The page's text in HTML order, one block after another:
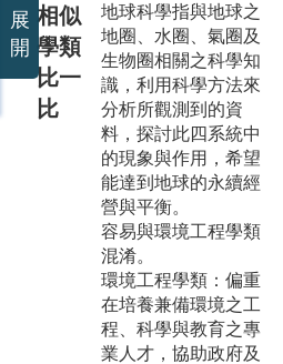
相似
學類
比一
比
地球科學指與地球之
地圈、水圈、氣圈及
生物圈相關之科學知
識，利用科學方法來
分析所觀測到的資
料，探討此四系統中
的現象與作用，希望
能達到地球的永續經
營與平衡。
容易與環境工程學類
混淆。
環境工程學類：偏重
在培養兼備環境之工
程、科學與教育之專
業人才，協助政府及
展
開